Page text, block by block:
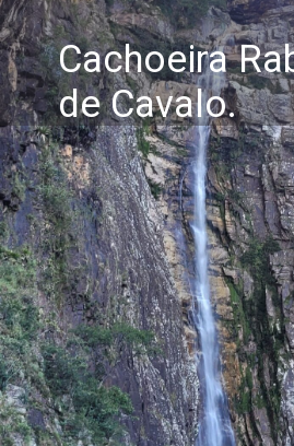
Cachoeira
de Cavalo.